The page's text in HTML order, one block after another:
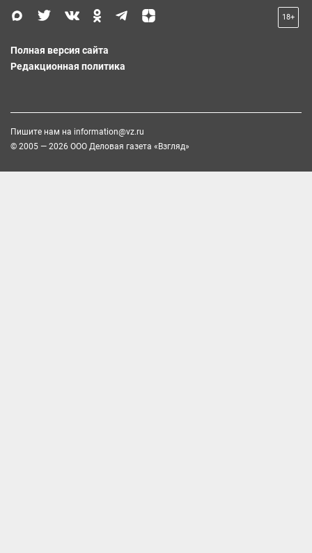
18+
Полная версия сайта
Редакционная политика
Пишите нам на information@vz.ru
© 2005 — 2026 ООО Деловая газета «Взгляд»